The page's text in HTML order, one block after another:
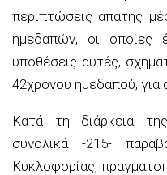
περιπτώσεις απάτης
ημεδαπών, οι οποίες
υποθέσεις αυτές,
42χρονου ημεδαπού, για
Κατά τη διάρκεια
συνολικά -215-
Κυκλοφορίας,